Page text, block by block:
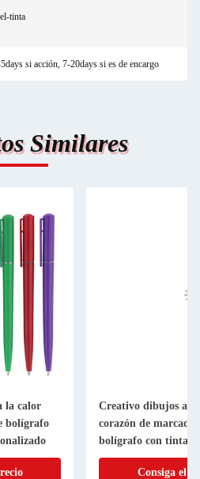
tinta
si acción, 7-20days si es de encargo
Similares
la calor
bolígrafo
Creativo dibujos
corazón de
bolígrafo con tinta
Consiga el